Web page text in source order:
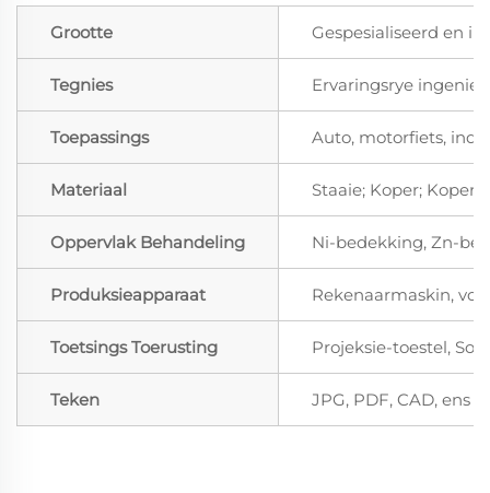
Grootte Gespesialiseerd en in
Tegnies Ervaringsrye
Toepassings Auto, motorfiets,
Materiaal Staaie; Koper; Koper,
Oppervlak Behandeling Ni-bedekking, Zn-
Produksieapparaat Rekenaarmaskin,
Toetsings Toerusting Projeksie-toestel,
Teken JPG, PDF, CAD, ens